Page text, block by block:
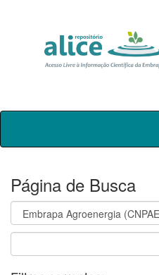
Skip
Página de Busca